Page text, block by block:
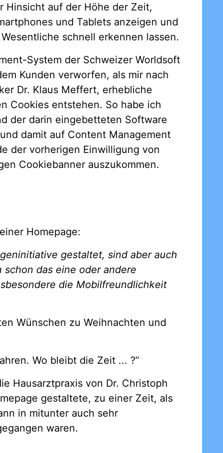
Hinsicht auf der Höhe der Zeit,
und Tablets anzeigen und
schnell erkennen lassen.
System der Schweizer Worldsoft
Kunden verworfen, als mir nach
Dr. Klaus Meffert, erhebliche
Cookies entstehen. So habe ich
der darin eingebetteten Software
damit auf Content Management
der vorherigen Einwilligung von
Cookiebanner auszukommen.
Homepage:
gestaltet, sind aber auch
das eine oder andere
die Mobilfreundlichkeit
Wünschen zu Weihnachten und
Wo bleibt die Zeit ... ?”
Hausarztpraxis von Dr. Christoph
gestaltete, zu einer Zeit, als
in mitunter auch sehr
waren.